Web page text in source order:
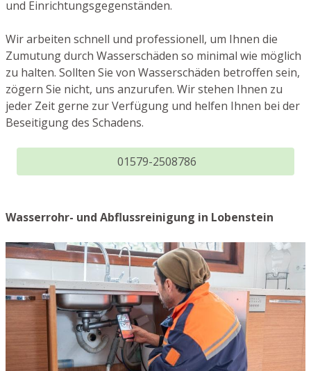
und Einrichtungsgegenständen.
Wir arbeiten schnell und professionell, um Ihnen die
Zumutung durch Wasserschäden so minimal wie möglich
zu halten. Sollten Sie von Wasserschäden betroffen sein,
zögern Sie nicht, uns anzurufen. Wir stehen Ihnen zu
jeder Zeit gerne zur Verfügung und helfen Ihnen bei der
Beseitigung des Schadens.
01579-2508786
Wasserrohr- und Abflussreinigung in Lobenstein